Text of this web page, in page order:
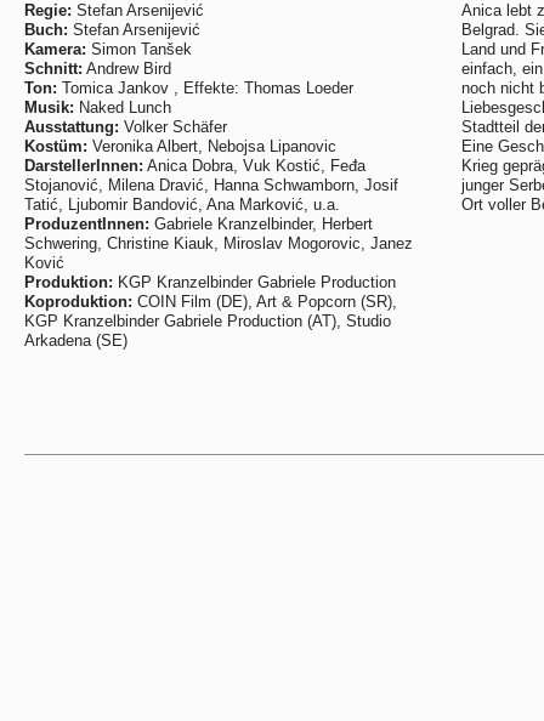
Regie: Stefan Arsenijević
Buch: Stefan Arsenijević
Kamera: Simon Tanšek
Schnitt: Andrew Bird
Ton: Tomica Jankov , Effekte: Thomas Loeder
Musik: Naked Lunch
Ausstattung: Volker Schäfer
Kostüm: Veronika Albert, Nebojsa Lipanovic
DarstellerInnen: Anica Dobra, Vuk Kostić, Feđa
Stojanović, Milena Dravić, Hanna Schwamborn, Josif
Tatić, Ljubomir Bandović, Ana Marković, u.a.
ProduzentInnen: Gabriele Kranzelbinder, Herbert
Schwering, Christine Kiauk, Miroslav Mogorovic, Janez
Ković
Produktion: KGP Kranzelbinder Gabriele Production
Koproduktion: COIN Film (DE), Art & Popcorn (SR),
KGP Kranzelbinder Gabriele Production (AT), Studio
Arkadena (SE)
Anica lebt
Belgrad.
Land und
einfach,
noch nicht
Stadtteil
Eine
Krieg
junger
Ort voller